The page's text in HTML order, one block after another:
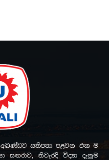
අඛණ්ඩව සතිපතා පළවන එක ම
සඟරාව, නිවැරදි විද්‍යා දැනුම